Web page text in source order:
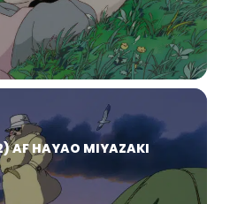
AF HAYAO MIYAZAKI